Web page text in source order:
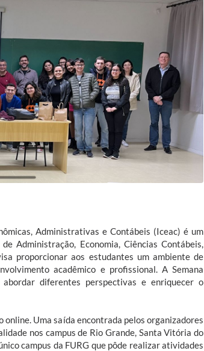
Administrativas e Contábeis (Iceac) é um
Administração, Economia, Ciências Contábeis,
proporcionar aos estudantes um ambiente de
acadêmico e profissional. A Semana
diferentes perspectivas e enriquecer o
Uma saída encontrada pelos organizadores
nos campus de Rio Grande, Santa Vitória do
campus da FURG que pôde realizar atividades